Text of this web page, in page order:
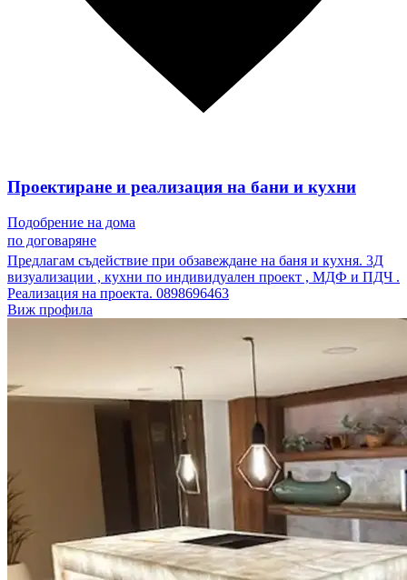
Проектиране и реализация на бани и кухни
Подобрение на дома
по договаряне
Предлагам съдействие при обзавеждане на баня и кухня. 3Д
визуализации , кухни по индивидуален проект , МДФ и ПДЧ .
Реализация на проекта. 0898696463
Виж профила